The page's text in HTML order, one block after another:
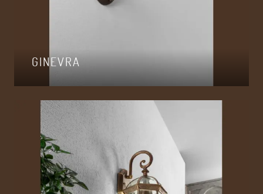
GINEVRA